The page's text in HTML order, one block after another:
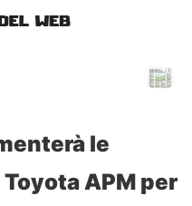
le
APM per